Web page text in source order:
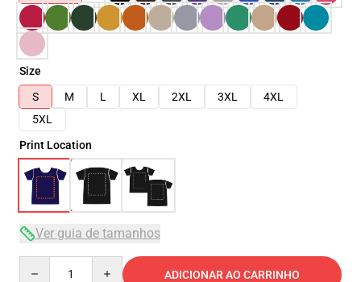
Size
S
M L XL 2XL 3XL
4XL
5XL
Print Location
Ver guia de tamanhos
ADICIONAR AO CARRINHO